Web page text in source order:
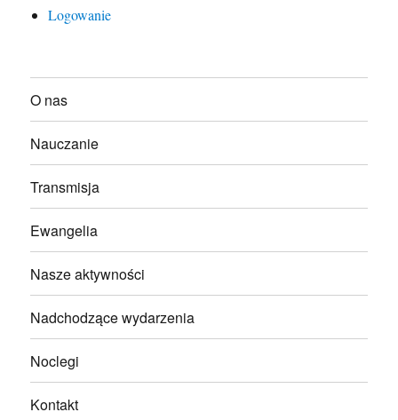
Logowanie
O nas
Nauczanie
Transmisja
Ewangelia
Nasze aktywności
Nadchodzące wydarzenia
Noclegi
Kontakt